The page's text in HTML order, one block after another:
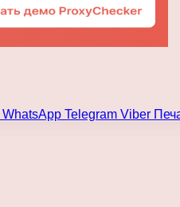
WhatsApp Telegram Viber